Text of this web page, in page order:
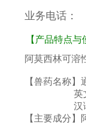
业务电话：
【产品特点与
阿莫西林可溶
【兽药名称
英文名：
汉语拼音
【主要成分】